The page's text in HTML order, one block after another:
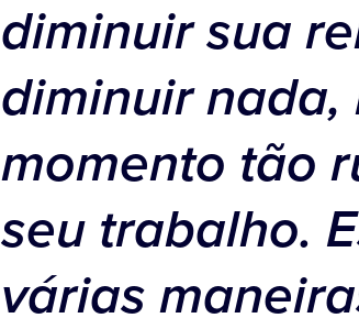
diminuir sua
diminuir nada,
momento tão
seu trabalho.
várias